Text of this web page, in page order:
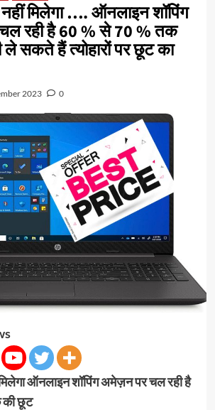
नहीं मिलेगा …. ऑनलाइन शॉपिंग
रही है 60 % से 70 % तक
सकते हैं त्योहारों पर छूट का
2023 0
मिलेगा ऑनलाइन शॉपिंग अमेज़न पर चल रही है
छूट